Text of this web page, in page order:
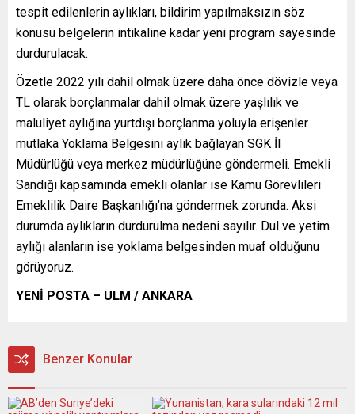
tespit edilenlerin aylıkları, bildirim yapılmaksızın söz
konusu belgelerin intikaline kadar yeni program sayesinde
durdurulacak.
Özetle 2022 yılı dahil olmak üzere daha önce dövizle veya
TL olarak borçlanmalar dahil olmak üzere yaşlılık ve
maluliyet aylığına yurtdışı borçlanma yoluyla erişenler
mutlaka Yoklama Belgesini aylık bağlayan SGK İl
Müdürlüğü veya merkez müdürlüğüne göndermeli. Emekli
Sandığı kapsamında emekli olanlar ise Kamu Görevlileri
Emeklilik Daire Başkanlığı’na göndermek zorunda. Aksi
durumda aylıkların durdurulma nedeni sayılır. Dul ve yetim
aylığı alanların ise yoklama belgesinden muaf olduğunu
görüyoruz.
YENİ POSTA – ULM / ANKARA
Benzer Konular